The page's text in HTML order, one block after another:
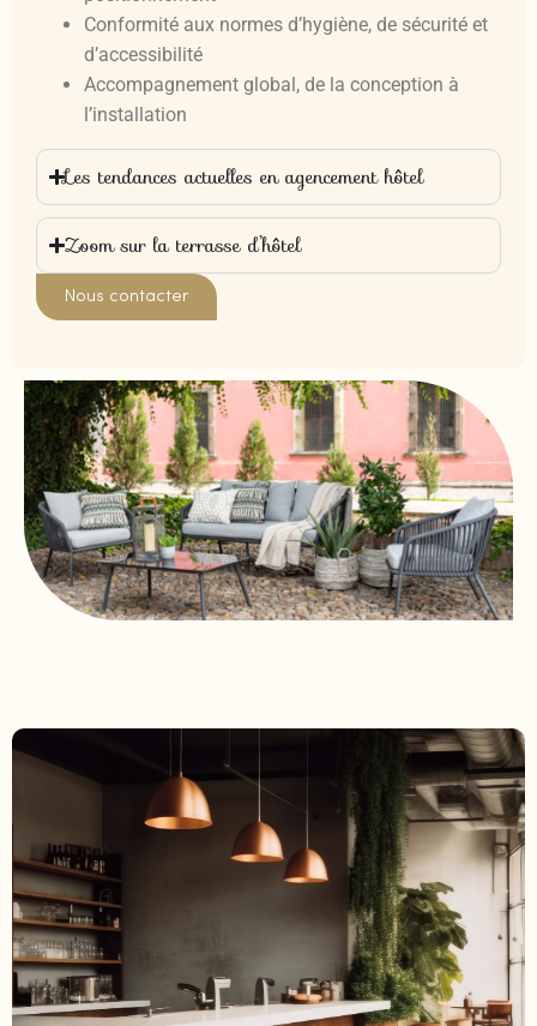
Conformité aux normes d’hygiène, de sécurité et
d’accessibilité
Accompagnement global, de la conception à
l’installation
Les tendances actuelles en agencement hôtel
Zoom sur la terrasse d’hôtel
Nous contacter